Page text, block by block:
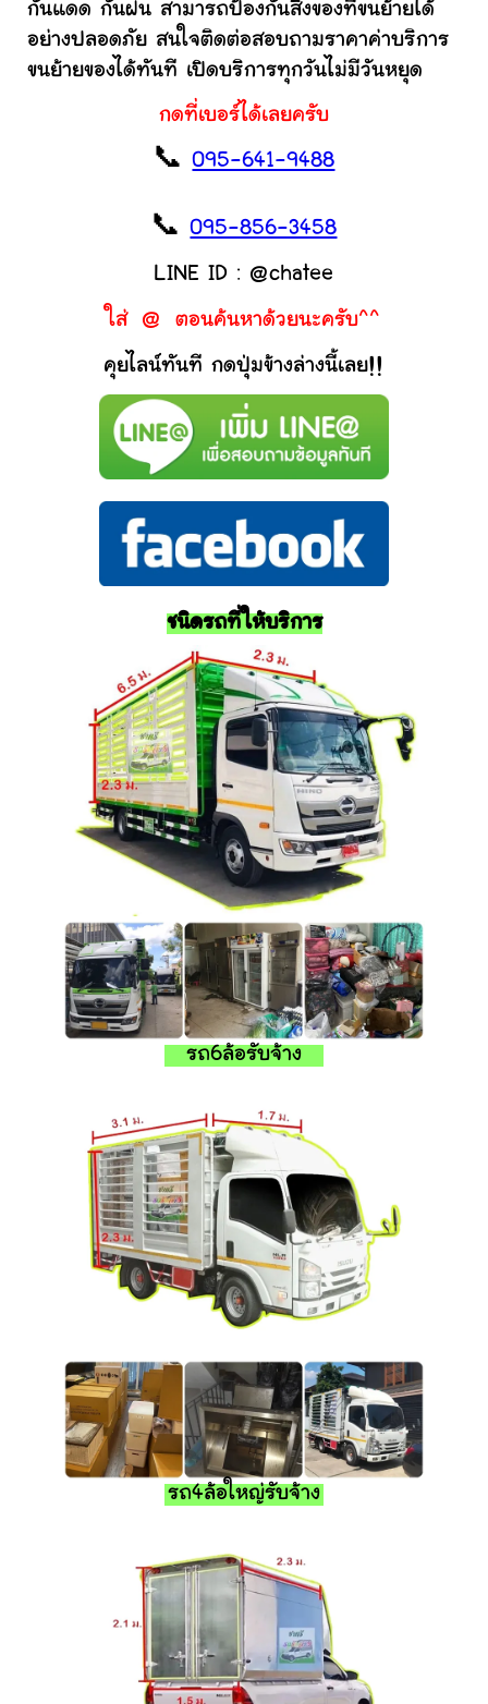
กันแดด กันฝน สามารถป้องกันสิ่งของที่ขนย้ายได้
อย่างปลอดภัย สนใจติดต่อสอบถามราคาค่าบริการ
ขนย้ายของได้ทันที เปิดบริการทุกวันไม่มีวันหยุด
กดที่เบอร์ได้เลยครับ
📞095-641-9488
📞095-856-3458
LINE ID : @chatee
ใส่ @ ตอนค้นหาด้วยนะครับ^^
คุยไลน์ทันที กดปุ่มข้างล่างนี้เลย!!
ชนิดรถที่ให้บริการ
รถ6ล้อรับจ้าง
รถ4ล้อใหญ่รับจ้าง